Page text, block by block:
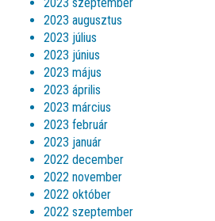
2023 augusztus
2023 július
2023 június
2023 május
2023 április
2023 március
2023 február
2023 január
2022 december
2022 november
2022 október
2022 szeptember